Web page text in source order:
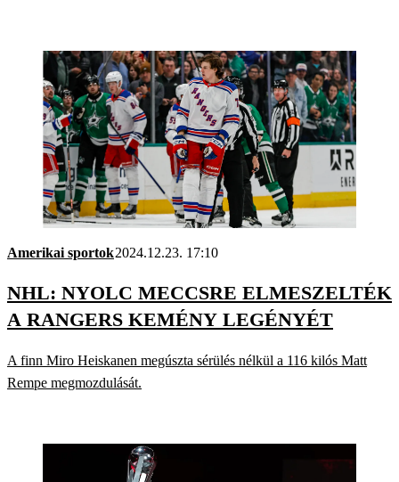
Amerikai sportok2024.12.23. 17:10
NHL: NYOLC MECCSRE ELMESZELTÉK
A RANGERS KEMÉNY LEGÉNYÉT
A finn Miro Heiskanen megúszta sérülés nélkül a 116 kilós Matt
Rempe megmozdulását.